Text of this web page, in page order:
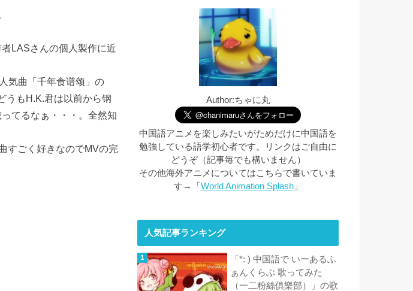
LASさんの個人製作に近
気曲「千年食谱颂」の
うもH.K.君は以前から钢
てるなぁ・・・。全然知
すごく好きなのでMVの完
Author:ちゃに丸
中国語アニメを楽しみたいがためだけに中国語を
勉強している語学初心者です。リンクはご自由に
どうぞ（記事毎でも構いません）
その他海外アニメについてはこちらで書いていま
す→「 World Animation Splash」
人気記事ランキング
「*: ) 中国語で いーあるふ
ぁんくらぶ 歌ってみた
（一二粉絲俱樂部）」の歌